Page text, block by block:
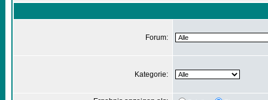
Forum:
Kategorie: